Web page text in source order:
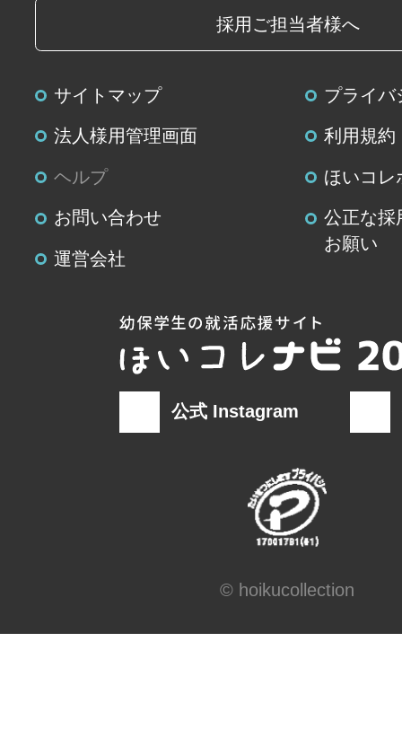
じます。開示等に応ずる窓口は
個人情報の取扱いに関する苦情、
の取得
クッキーやウェブビーコン等を
て、本人が容易に認識できない方
情報の取得を行っておりません。
の問合せ先
窓口の名
報担当
住所 ：〒532-
川区東三国5丁目15
電話/FAX ：06-
電子メール：
採用ご担当者様へ
サイトマップ プライバ
法人様用管理画面 利用規約
ヘルプ ほいコレ
お問い合わせ
公正な採
お願い
運営会社
公式 Instagram
© hoikucollection